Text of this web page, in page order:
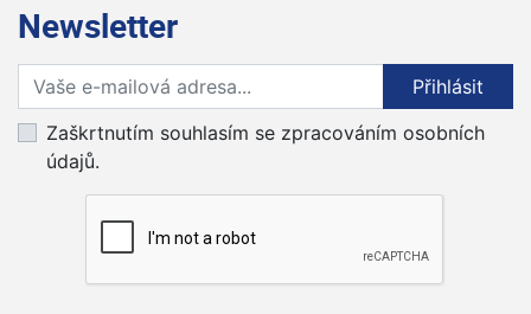
Newsletter
Přihlaste se k odběru novinek
Přihlásit
Zaškrtnutím souhlasím se zpracováním osobních
údajů.